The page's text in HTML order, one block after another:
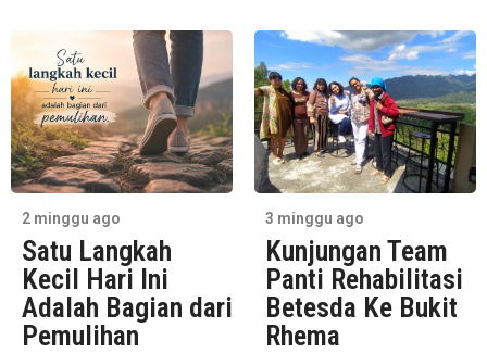
2 minggu ago
Satu Langkah
Kecil Hari Ini
Adalah Bagian dari
Pemulihan
3 minggu ago
Kunjungan Team
Panti Rehabilitasi
Betesda Ke Bukit
Rhema